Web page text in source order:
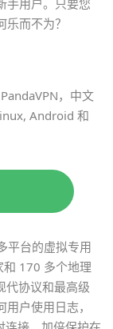
而不为？
，中文
Android 和
平台的虚拟专用
170 多个地理
代协议和最高级
户使用日志，